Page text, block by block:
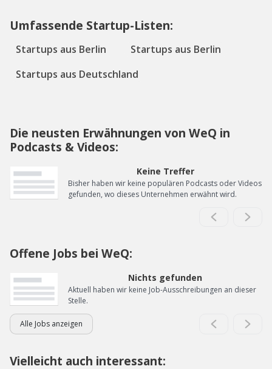
Umfassende Startup-Listen:
Startups aus Berlin
Startups aus Berlin
Startups aus Deutschland
Die neusten Erwähnungen von WeQ in
Podcasts & Videos:
Keine Treffer
Bisher haben wir keine populären Podcasts oder Videos
gefunden, wo dieses Unternehmen erwähnt wird.
Offene Jobs bei WeQ:
Nichts gefunden
Aktuell haben wir keine Job-Ausschreibungen an dieser
Stelle.
Alle Jobs anzeigen
Vielleicht auch interessant: